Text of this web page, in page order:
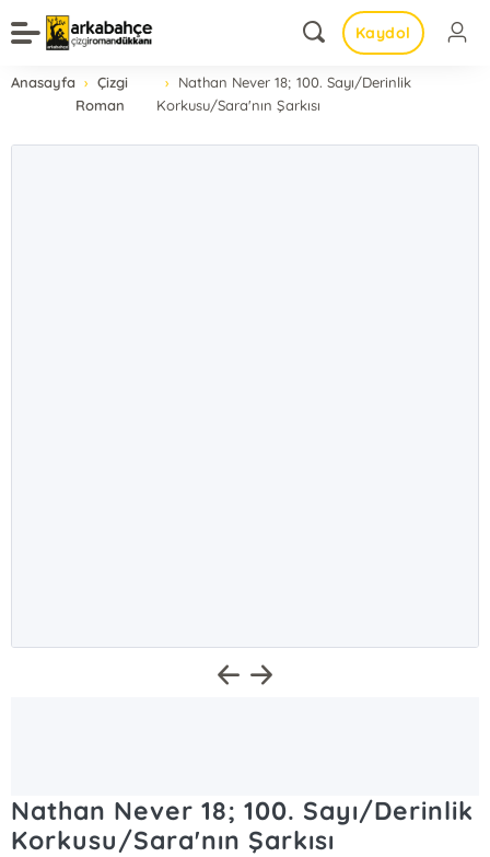
Kaydol
Anasayfa
Çizgi
Roman
Nathan Never 18; 100. Sayı/Derinlik
Korkusu/Sara'nın Şarkısı
Nathan Never 18; 100. Sayı/Derinlik
Korkusu/Sara'nın Şarkısı